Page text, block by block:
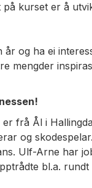
kurset er å
og ha ei
mengder
frå Ål i
og
Ulf-Arne har
bl.a.